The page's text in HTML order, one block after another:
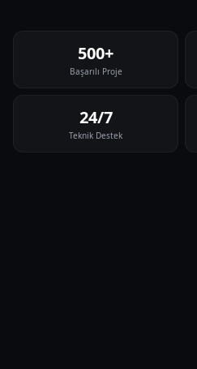
500+
Başarılı Proje
24/7
Teknik Destek